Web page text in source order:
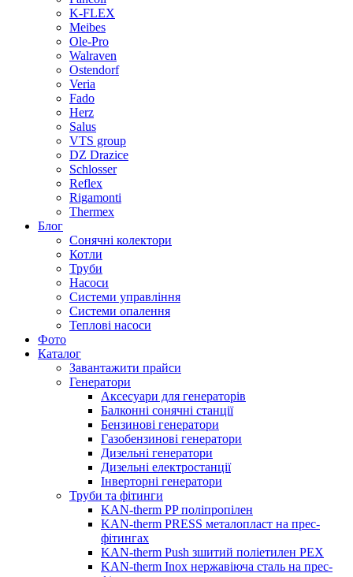
K-FLEX
Meibes
Ole-Pro
Walraven
Ostendorf
Veria
Fado
Herz
Salus
VTS group
DZ Drazice
Schlosser
Reflex
Rigamonti
Thermex
Блог
Сонячні колектори
Котли
Труби
Насоси
Системи управління
Системи опалення
Теплові насоси
Фото
Каталог
Завантажити прайси
Генератори
Аксесуари для генераторів
Балконні сонячні станції
Бензинові генератори
Газобензинові генератори
Дизельні генератори
Дизельні електростанції
Інверторні генератори
Труби та фітинги
KAN-therm PP поліпропілен
KAN-therm PRESS металопласт на прес-
фітингах
KAN-therm Push зшитий поліетилен PEX
KAN-therm Inox нержавіюча сталь на прес-